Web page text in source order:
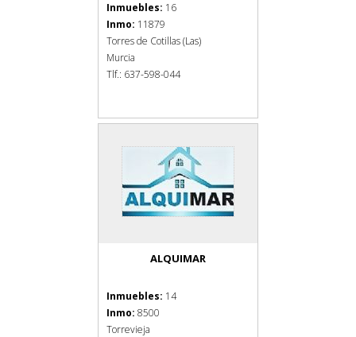
Inmuebles: 16
Inmo: 11879
Torres de Cotillas (Las)
Murcia
Tlf.: 637-598-044
ALQUIMAR
Inmuebles: 14
Inmo: 8500
Torrevieja